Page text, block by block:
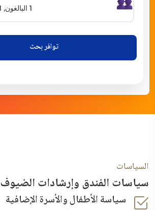
توافر بحث
السياسات
سياسات الفندق وإرشادات الضيوف
سياسة الأطفال والأسرة الإضافية